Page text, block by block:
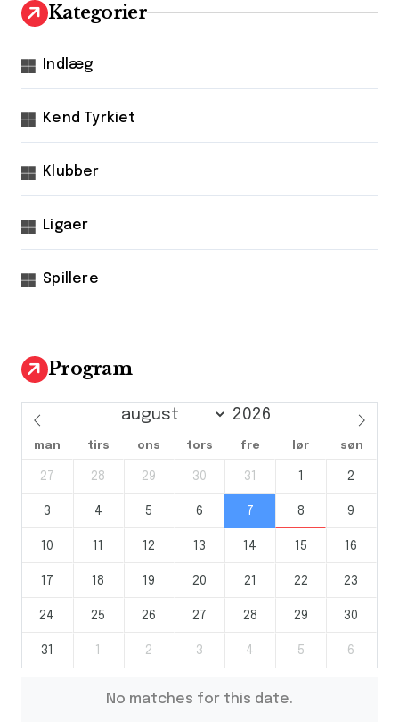
Kategorier
Indlæg
Kend Tyrkiet
Klubber
Ligaer
Spillere
Program
man tirs ons tors fre lør søn
27 28 29 30 31 1 2
3 4 5 6 7 8 9
10 11 12 13 14 15 16
17 18 19 20 21 22 23
24 25 26 27 28 29 30
31 1 2 3 4 5 6
No matches for this date.